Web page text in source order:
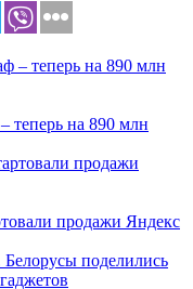
теперь на 890 млн
продажи Яндекс